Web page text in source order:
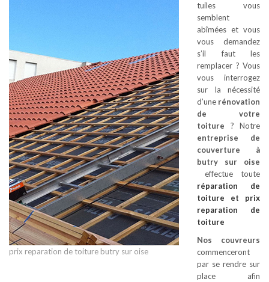
prix reparation de toiture butry sur oise
tuiles vous
semblent
abîmées et vous
vous demandez
s’il faut les
remplacer ? Vous
vous interrogez
sur la nécessité
d’une rénovation
de votre
toiture ? Notre
entreprise de
couverture à
butry sur oise
effectue toute
réparation de
toiture et prix
reparation de
toiture
Nos couvreurs
commenceront
par se rendre sur
place afin